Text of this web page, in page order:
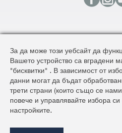
КАРТА
ОБЩИ УСЛОВИЯ ЗА
ОБЩИ УСЛОВИЯ НА САЙТА И
©2026
За да може този уебсайт да
Вашето устройство са вградени
"бисквитки" . В зависимост от
данни могат да бъдат
трети страни (които също се
повече и управлявайте избора
настройките.